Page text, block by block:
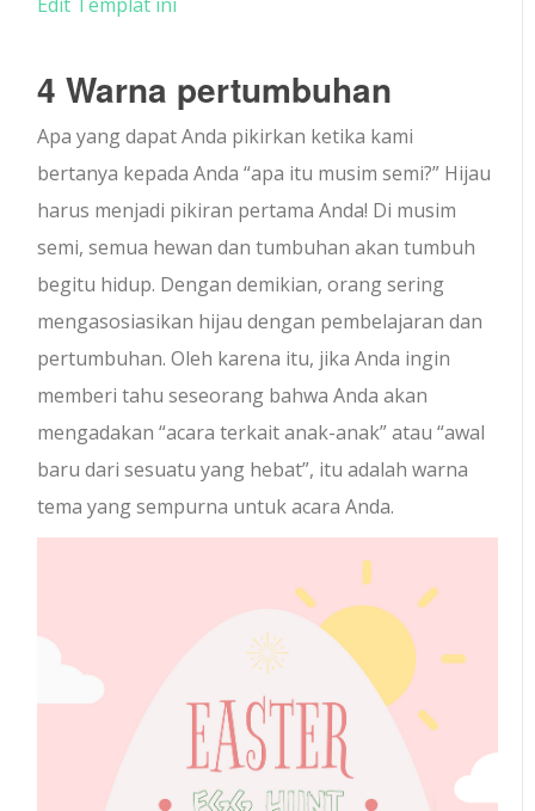
4 Warna pertumbuhan
Apa yang dapat Anda pikirkan ketika kami
bertanya kepada Anda “apa itu musim semi?” Hijau
harus menjadi pikiran pertama Anda! Di musim
semi, semua hewan dan tumbuhan akan tumbuh
begitu hidup. Dengan demikian, orang sering
mengasosiasikan hijau dengan pembelajaran dan
pertumbuhan. Oleh karena itu, jika Anda ingin
memberi tahu seseorang bahwa Anda akan
mengadakan “acara terkait anak-anak” atau “awal
baru dari sesuatu yang hebat”, itu adalah warna
tema yang sempurna untuk acara Anda.